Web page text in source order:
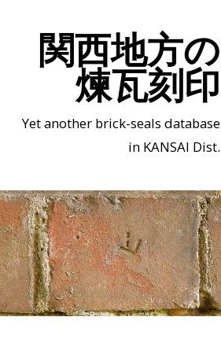
関西地方の
煉瓦刻印
Yet another brick-seals database
in KANSAI Dist.